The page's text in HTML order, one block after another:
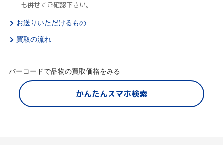
も併せてご確認下さい。
お送りいただけるもの
買取の流れ
バーコードで品物の買取価格をみる
かんたんスマホ検索